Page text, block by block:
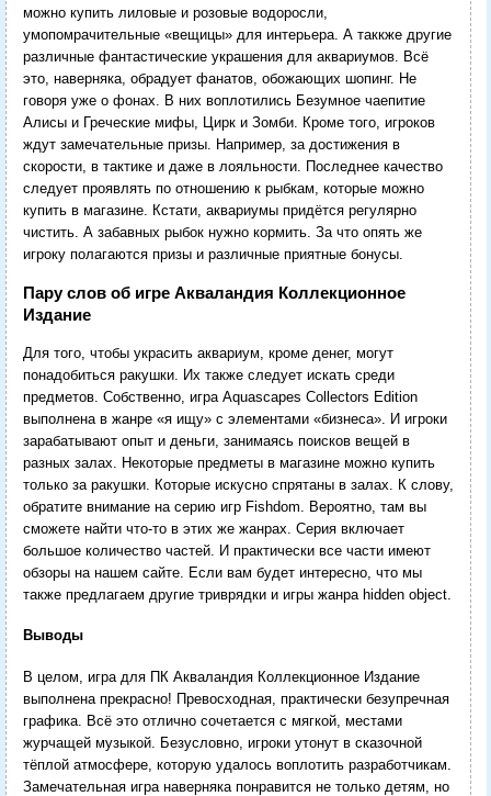
можно купить лиловые и розовые водоросли,
умопомрачительные «вещицы» для интерьера. А таккже другие
различные фантастические украшения для аквариумов. Всё
это, наверняка, обрадует фанатов, обожающих шопинг. Не
говоря уже о фонах. В них воплотились Безумное чаепитие
Алисы и Греческие мифы, Цирк и Зомби. Кроме того, игроков
ждут замечательные призы. Например, за достижения в
скорости, в тактике и даже в лояльности. Последнее качество
следует проявлять по отношению к рыбкам, которые можно
купить в магазине. Кстати, аквариумы придётся регулярно
чистить. А забавных рыбок нужно кормить. За что опять же
игроку полагаются призы и различные приятные бонусы.
Пару слов об игре Акваландия Коллекционное
Издание
Для того, чтобы украсить аквариум, кроме денег, могут
понадобиться ракушки. Их также следует искать среди
предметов. Собственно, игра Aquascapes Collectors Edition
выполнена в жанре «я ищу» с элементами «бизнеса». И игроки
зарабатывают опыт и деньги, занимаясь поисков вещей в
разных залах. Некоторые предметы в магазине можно купить
только за ракушки. Которые искусно спрятаны в залах. К слову,
обратите внимание на серию игр Fishdom. Вероятно, там вы
сможете найти что-то в этих же жанрах. Серия включает
большое количество частей. И практически все части имеют
обзоры на нашем сайте. Если вам будет интересно, что мы
также предлагаем другие триврядки и игры жанра hidden object.
Выводы
В целом, игра для ПК Акваландия Коллекционное Издание
выполнена прекрасно! Превосходная, практически безупречная
графика. Всё это отлично сочетается с мягкой, местами
журчащей музыкой. Безусловно, игроки утонут в сказочной
тёплой атмосфере, которую удалось воплотить разработчикам.
Замечательная игра наверняка понравится не только детям, но